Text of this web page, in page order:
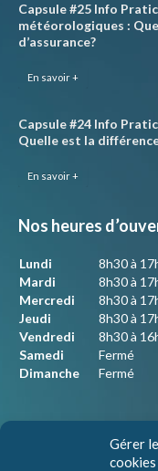
Gérer
cookies
Capsule #25 Info
météorologiques :
d’assurance?
En savoir +
Capsule #24 Info
Quelle est la
En savoir +
Nos heures
Lundi
8h30 à
Mardi
8h30 à
Mercredi
8h30 à
Jeudi
8h30 à
Vendredi
8h30 à
Samedi
Fermé
Dimanche
Fermé
Nous joindre